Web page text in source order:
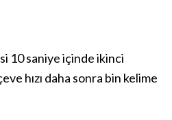
10 saniye içinde ikinci
hızı daha sonra bin kelime